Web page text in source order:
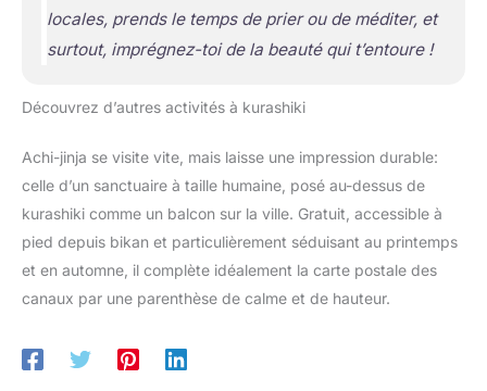
locales, prends le temps de prier ou de méditer, et
surtout, imprégnez-toi de la beauté qui t’entoure !
Découvrez d’autres activités à kurashiki
Achi-jinja se visite vite, mais laisse une impression durable:
celle d’un sanctuaire à taille humaine, posé au-dessus de
kurashiki comme un balcon sur la ville. Gratuit, accessible à
pied depuis bikan et particulièrement séduisant au printemps
et en automne, il complète idéalement la carte postale des
canaux par une parenthèse de calme et de hauteur.